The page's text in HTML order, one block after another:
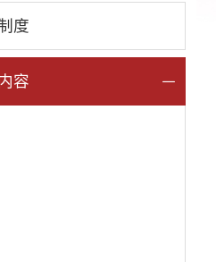
度
容